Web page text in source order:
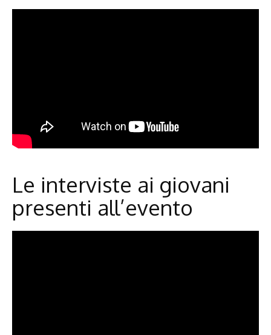
Le interviste ai giovani
presenti all’evento